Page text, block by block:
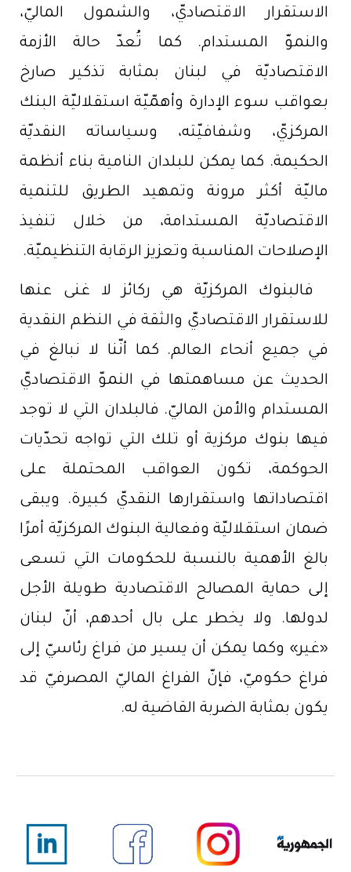
الاستقرار الاقتصاديّ، والشمول الماليّ،
والنموّ المستدام. كما تُعدّ حالة الأزمة
الاقتصاديّة في لبنان بمثابة تذكير صارخ
بعواقب سوء الإدارة وأهمّيّة استقلاليّة البنك
المركزيّ، وشفافيّته، وسياساته النقديّة
الحكيمة. كما يمكن للبلدان النامية بناء أنظمة
ماليّة أكثر مرونة وتمهيد الطريق للتنمية
الاقتصاديّة المستدامة، من خلال تنفيذ
الإصلاحات المناسبة وتعزيز الرقابة التنظيميّة.
فالبنوك المركزيّة هي ركائز لا غنى عنها
للاستقرار الاقتصاديّ والثقة في النظم النقدية
في جميع أنحاء العالم. كما أنّنا لا نبالغ في
الحديث عن مساهمتها في النموّ الاقتصاديّ
المستدام والأمن الماليّ. فالبلدان التي لا توجد
فيها بنوك مركزية أو تلك التي تواجه تحدّيات
الحوكمة، تكون العواقب المحتملة على
اقتصاداتها واستقرارها النقديّ كبيرة. ويبقى
ضمان استقلاليّة وفعالية البنوك المركزيّة أمرًا
بالغ الأهمية بالنسبة للحكومات التي تسعى
إلى حماية المصالح الاقتصادية طويلة الأجل
لدولها. ولا يخطر على بال أحدهم، أنّ لبنان
«غير» وكما يمكن أن يسير من فراغ رئاسيّ إلى
فراغ حكوميّ، فإنّ الفراغ الماليّ المصرفيّ قد
يكون بمثابة الضربة القاضية له.